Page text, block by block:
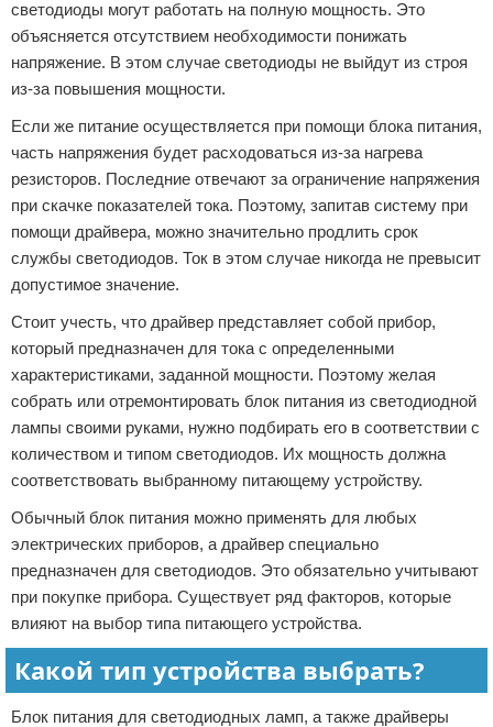
светодиоды могут работать на полную мощность. Это
объясняется отсутствием необходимости понижать
напряжение. В этом случае светодиоды не выйдут из строя
из-за повышения мощности.
Если же питание осуществляется при помощи блока питания,
часть напряжения будет расходоваться из-за нагрева
резисторов. Последние отвечают за ограничение напряжения
при скачке показателей тока. Поэтому, запитав систему при
помощи драйвера, можно значительно продлить срок
службы светодиодов. Ток в этом случае никогда не превысит
допустимое значение.
Стоит учесть, что драйвер представляет собой прибор,
который предназначен для тока с определенными
характеристиками, заданной мощности. Поэтому желая
собрать или отремонтировать блок питания из светодиодной
лампы своими руками, нужно подбирать его в соответствии с
количеством и типом светодиодов. Их мощность должна
соответствовать выбранному питающему устройству.
Обычный блок питания можно применять для любых
электрических приборов, а драйвер специально
предназначен для светодиодов. Это обязательно учитывают
при покупке прибора. Существует ряд факторов, которые
влияют на выбор типа питающего устройства.
Какой тип устройства выбрать?
Блок питания для светодиодных ламп, а также драйверы